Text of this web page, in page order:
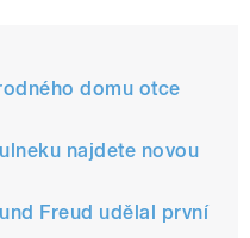
domu otce
najdete novou
Freud udělal první